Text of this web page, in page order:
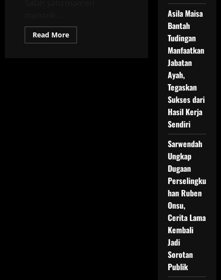
Read MoreRead
more
Asila Maisa
Bantah
Tudingan
Manfaatkan
Jabatan
Ayah,
Tegaskan
Sukses dari
Hasil Kerja
Sendiri
Sarwendah
Ungkap
Dugaan
Perselingku
han Ruben
Onsu,
Cerita Lama
Kembali
Jadi
Sorotan
Publik